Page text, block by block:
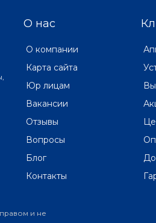
О нас
О компании
Карта сайта
Юр лицам
Вакансии
Отзывы
Вопросы
Блог
Контакты
и не